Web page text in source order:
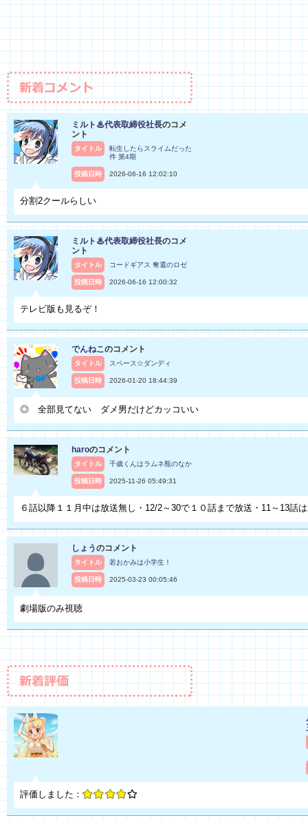
ミルト♨代表取締役社長のコメ
ント
タイトル
転生したらスライムだった
件 第4期
投稿日時 2026-06-16 12:02:10
分割2クールらしい
ミルト♨代表取締役社長のコメ
ント
タイトル コードギアス 奪還のロゼ
投稿日時 2026-06-16 12:00:32
テレビ版も見るぞ！
でんねこのコメント
タイトル スペース☆ダンディ
投稿日時 2026-01-20 18:44:39
◎ 全部見てない ダメ男だけどカッコいい
haroのコメント
タイトル 千歳くんはラムネ瓶のなか
投稿日時 2025-11-26 05:49:31
６話以降１１月中は放送無し・12/2～30で１０話まで放送・11～13話
しょうのコメント
タイトル 若おかみは小学生！
投稿日時 2025-03-23 00:05:46
劇場版のみ視聴
評価しました：